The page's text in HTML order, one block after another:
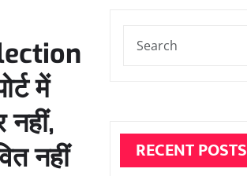
में
नहीं,
नहीं
RECENT POSTS